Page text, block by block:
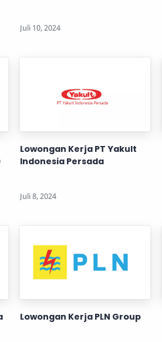
Lowongan Kerja PT Yakult
Indonesia Persada
Lowongan Kerja PLN Group